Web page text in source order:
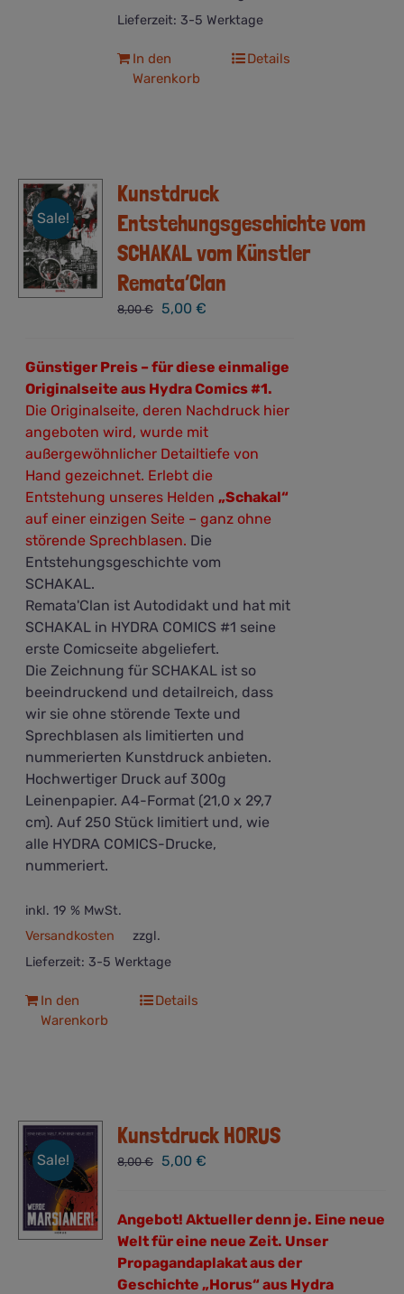
Lieferzeit: 3-5 Werktage
In den
Warenkorb
Details
Sale!
Kunstdruck
Entstehungsgeschichte vom
SCHAKAL vom Künstler
Remata’Clan
8,00€ Ursprünglicher
8,00 €
5,00€
5,00 €.
Günstiger Preis – für diese einmalige
Originalseite aus Hydra Comics #1.
Die Originalseite, deren Nachdruck hier
angeboten wird, wurde mit
außergewöhnlicher Detailtiefe von
Hand gezeichnet. Erlebt die
Entstehung unseres Helden„Schakal“
auf einer einzigen Seite – ganz ohne
störende Sprechblasen. Die
Entstehungsgeschichte vom
SCHAKAL.
Remata'Clan ist Autodidakt und hat mit
SCHAKAL in HYDRA COMICS #1 seine
erste Comicseite abgeliefert.
Die Zeichnung für SCHAKAL ist so
beeindruckend und detailreich, dass
wir sie ohne störende Texte und
Sprechblasen als limitierten und
nummerierten Kunstdruck anbieten.
Hochwertiger Druck auf 300g
Leinenpapier. A4-Format (21,0 x 29,7
cm). Auf 250 Stück limitiert und, wie
alle HYDRA COMICS-Drucke,
nummeriert.
inkl. 19 % MwSt.
zzgl.
Versandkosten
Lieferzeit: 3-5 Werktage
In den
Warenkorb
Details
Sale!
Kunstdruck HORUS
8,00€ Ursprünglicher
8,00 €
5,00€
5,00 €.
Angebot!Aktueller denn je. Eine neue
Welt für eine neue Zeit. Unser
Propagandaplakat aus der
Geschichte „Horus“ aus Hydra